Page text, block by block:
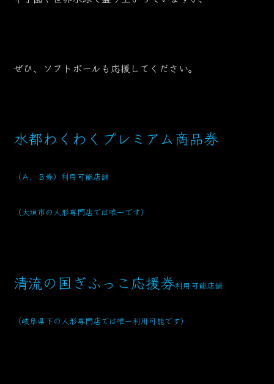
ぜひ、ソフトボールも応援してください。
水都わくわくプレミアム商品券
（Ａ，Ｂ券）利用可能店舗
（大垣市の人形専門店では唯一です）
清流の国ぎふっこ応援券利用可能店舗
（岐阜県下の人形専門店では唯一利用可能です）